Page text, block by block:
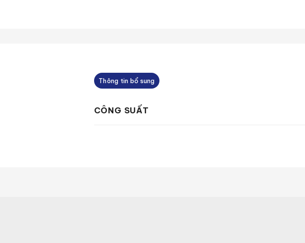
Thông tin bổ sung
CÔNG SUẤT